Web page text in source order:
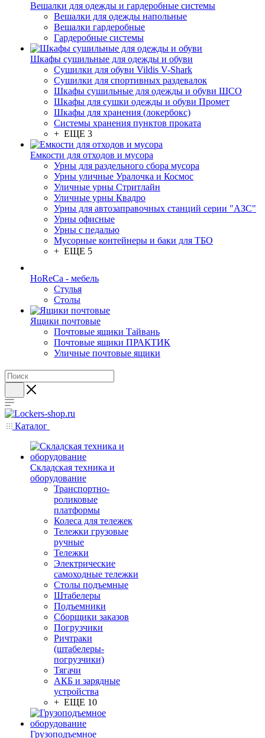
Вешалки для одежды и гардеробные системы
Вешалки для одежды напольные
Вешалки гардеробные
Гардеробные системы
Шкафы сушильные для одежды и обуви
Сушилки для обуви Vildis V-Shark
Сушилки для спортивных раздевалок
Шкафы сушильные для одежды и обуви ШСО
Шкафы для сушки одежды и обуви Промет
Шкафы для хранения (локербокс)
Системы хранения пунктов проката
+ ЕЩЕ 3
Емкости для отходов и мусора
Урны для раздельного сбора мусора
Урны уличные Уралочка и Космос
Уличные урны Стритлайн
Уличные урны Квадро
Урны для автозаправочных станций серии "АЗС"
Урны офисные
Урны с педалью
Мусорные контейнеры и баки для ТБО
+ ЕЩЕ 5
HoReCa - мебель
Стулья
Столы
Ящики почтовые
Почтовые ящики Тайвань
Почтовые ящики ПРАКТИК
Уличные почтовые ящики
Каталог
Складская техника и
оборудование
Транспортно-
роликовые
платформы
Колеса для тележек
Тележки грузовые
ручные
Тележки
Электрические
самоходные тележки
Столы подъемные
Штабелеры
Подъемники
Сборщики заказов
Погрузчики
Ричтраки
(штабелеры-
погрузчики)
Тягачи
АКБ и зарядные
устройства
+ ЕЩЕ 10
Грузоподъемное